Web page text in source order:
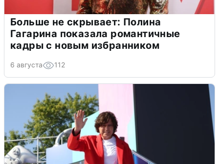
Больше не скрывает: Полина
Гагарина показала романтичные
кадры с новым избранником
6 августа 112